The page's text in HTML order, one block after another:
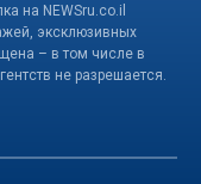
на NEWSru.co.il
эксклюзивных
– в том числе в
не разрешается.